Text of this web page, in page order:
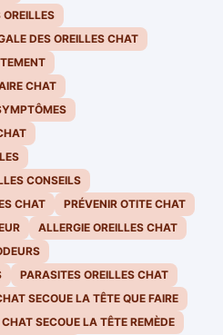
DES OREILLES CHAT
CHAT
CONSEILS
CHAT
PRÉVENIR OTITE CHAT
ALLERGIE OREILLES CHAT
PARASITES OREILLES CHAT
SECOUE LA TÊTE QUE FAIRE
CHAT SECOUE LA TÊTE REMÈDE